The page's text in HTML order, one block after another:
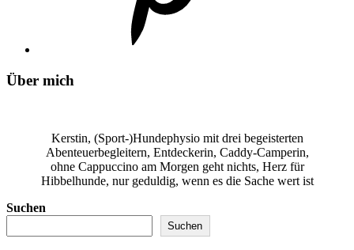
Über mich
Kerstin, (Sport-)Hundephysio mit drei begeisterten
Abenteuerbegleitern, Entdeckerin, Caddy-Camperin,
ohne Cappuccino am Morgen geht nichts, Herz für
Hibbelhunde, nur geduldig, wenn es die Sache wert ist
Suchen
Suchen